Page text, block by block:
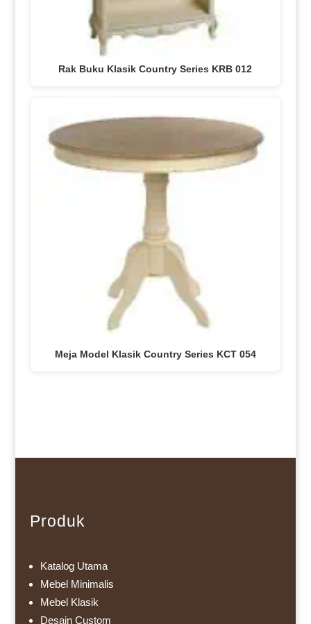
Rak Buku Klasik Country Series KRB 012
Meja Model Klasik Country Series KCT 054
Produk
Katalog Utama
Mebel Minimalis
Mebel Klasik
Desain Custom